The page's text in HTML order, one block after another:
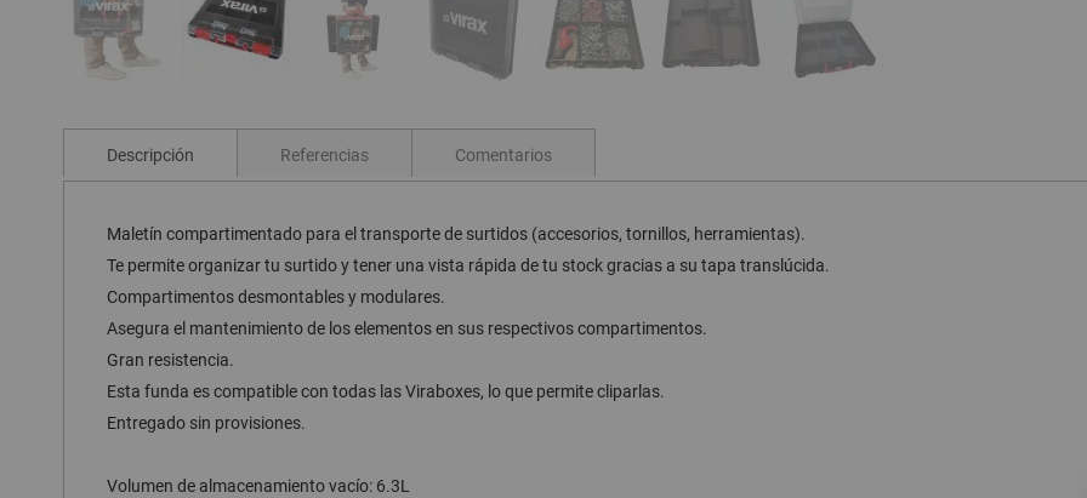
al
comienzo
la
imágenes
Descripción
Maletín compartimentado para el transporte de surtidos (accesorios, tornillos, herramientas).
Te permite organizar tu surtido y tener una vista rápida de tu stock gracias a su tapa translúcida.
Compartimentos desmontables y modulares.
Asegura el mantenimiento de los elementos en sus respectivos compartimentos.
Gran resistencia.
Esta funda es compatible con todas las Viraboxes, lo que permite cliparlas.
Entregado sin provisiones.
Volumen de almacenamiento vacío: 6.3L
Referencias Comentarios